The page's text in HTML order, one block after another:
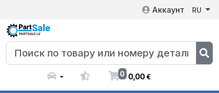
Аккаунт RU
0 0,00€